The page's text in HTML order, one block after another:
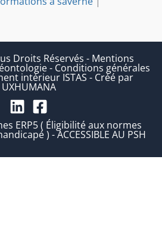
Droits Réservés - Mentions
- Conditions générales
intérieur ISTAS - Créé par
UXHUMANA
ERP5 ( Éligibilité aux normes
) - ACCESSIBLE AU PSH